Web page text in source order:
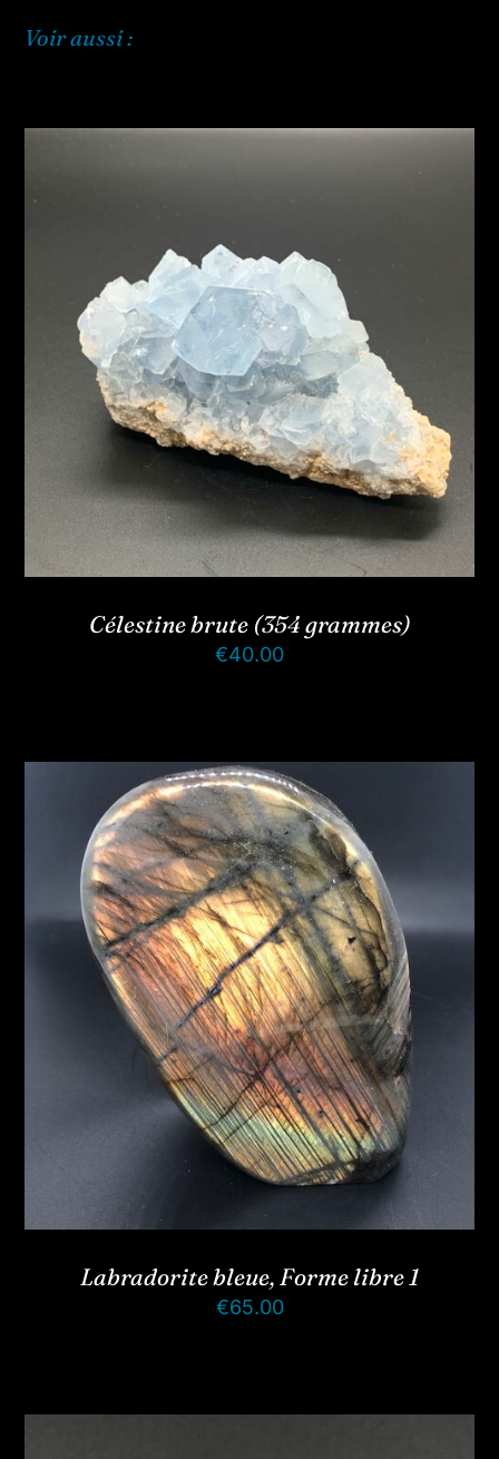
Voir aussi :
Célestine brute (354 grammes)
€40.00
Labradorite bleue, Forme libre 1
€65.00